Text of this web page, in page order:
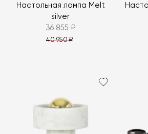
Настольная лампа Melt
silver
36 855 ₽
40 950 ₽